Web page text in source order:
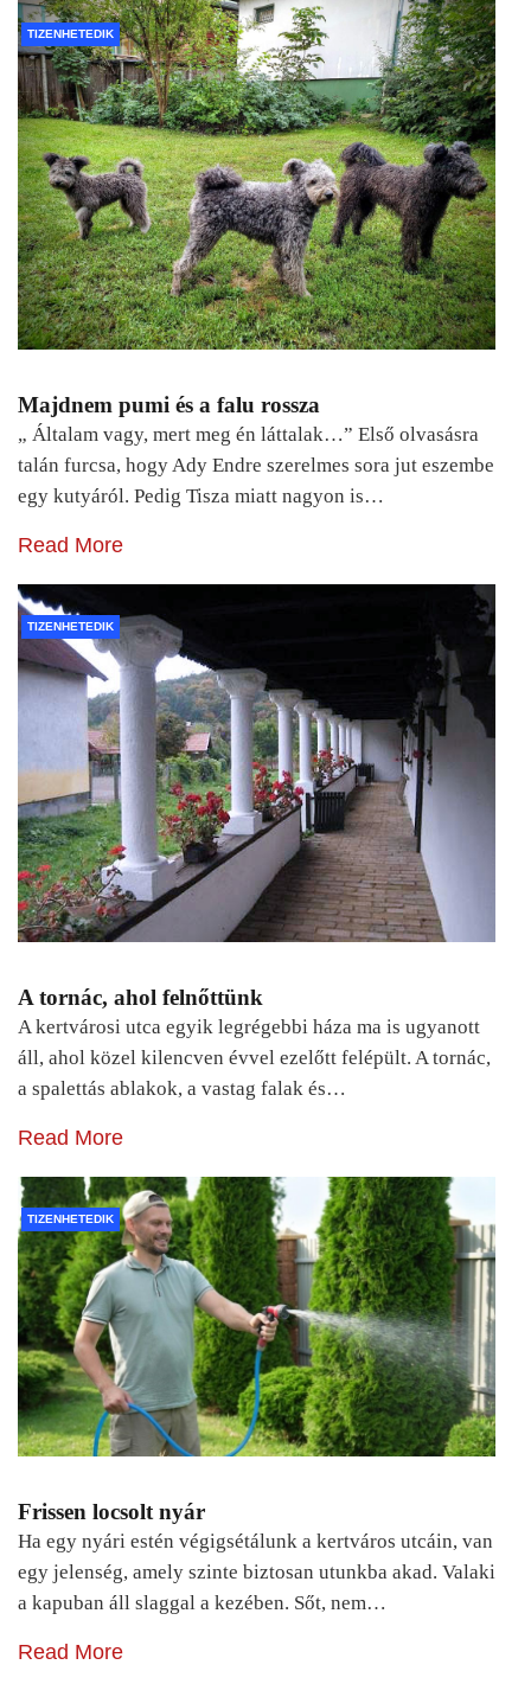
TIZENHETEDIK
Majdnem pumi és a falu rossza
„ Általam vagy, mert meg én láttalak…” Első olvasásra
talán furcsa, hogy Ady Endre szerelmes sora jut eszembe
egy kutyáról. Pedig Tisza miatt nagyon is…
Read More
TIZENHETEDIK
A tornác, ahol felnőttünk
A kertvárosi utca egyik legrégebbi háza ma is ugyanott
áll, ahol közel kilencven évvel ezelőtt felépült. A tornác,
a spalettás ablakok, a vastag falak és…
Read More
TIZENHETEDIK
Frissen locsolt nyár
Ha egy nyári estén végigsétálunk a kertváros utcáin, van
egy jelenség, amely szinte biztosan utunkba akad. Valaki
a kapuban áll slaggal a kezében. Sőt, nem…
Read More